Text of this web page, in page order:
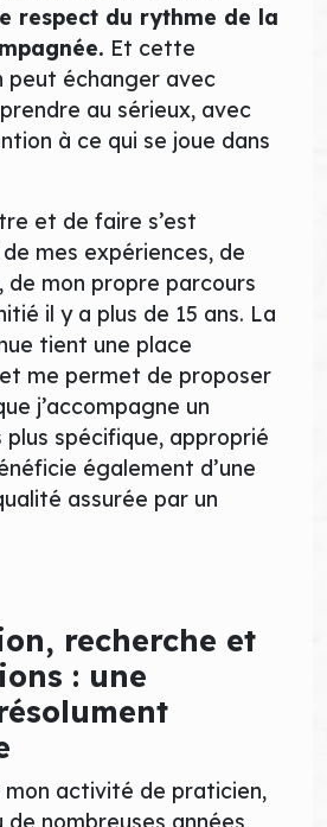
respect du rythme de la
Et cette
peut échanger avec
au sérieux, avec
à ce qui se joue dans
et de faire s’est
mes expériences, de
de mon propre parcours
il y a plus de 15 ans. La
tient une place
me permet de proposer
j’accompagne un
spécifique, approprié
également d’une
assurée par un
recherche et
: une
mon activité de praticien,
de nombreuses années